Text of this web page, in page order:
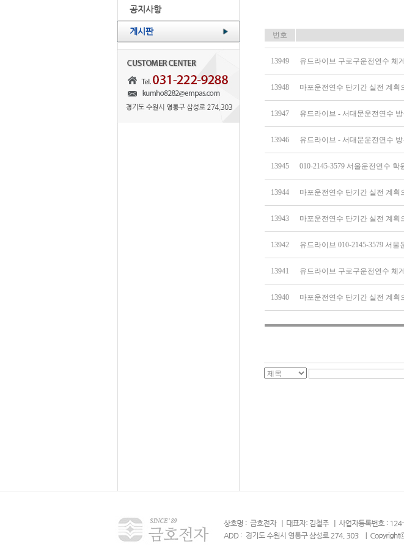
공지사항
게시판 번호
13949 유드라이브 구로구운전연수 체
13948 마포운전연수 단기간 실전 계
13947 유드라이브 - 서대문운전연수
13946 유드라이브 - 서대문운전연수
13945 010-2145-3579 서울운전연수
13944 마포운전연수 단기간 실전 계
13943 마포운전연수 단기간 실전 계획
13942 유드라이브 010-2145-3579 서
13941 유드라이브 구로구운전연수 체
13940 마포운전연수 단기간 실전 계